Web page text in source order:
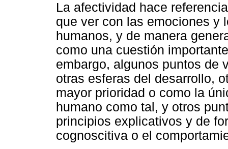
La afectividad hace
que ver con las emociones y
humanos, y de manera
como una cuestión
embargo, algunos puntos de
otras esferas del desarrollo,
mayor prioridad o como la
humano como tal, y otros
principios explicativos y de
cognoscitiva o el